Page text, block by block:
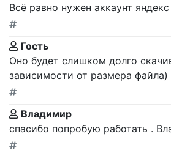
Всё равно нужен аккаунт
Гость
Оно будет слишком долго
зависимости от размера файла)
Владимир
спасибо попробую работать .